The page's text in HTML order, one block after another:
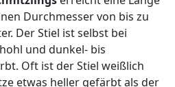
Durchmesser von bis zu
Der Stiel ist selbst bei
und dunkel- bis
Oft ist der Stiel weißlich
etwas heller gefärbt als der